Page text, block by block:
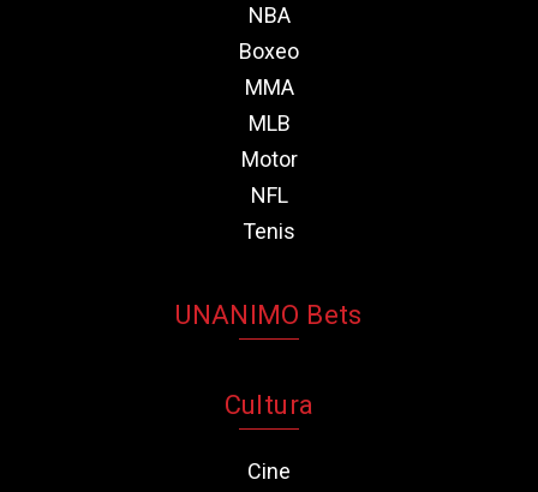
NBA
Boxeo
MMA
MLB
Motor
NFL
Tenis
UNANIMO Bets
Cultura
Cine